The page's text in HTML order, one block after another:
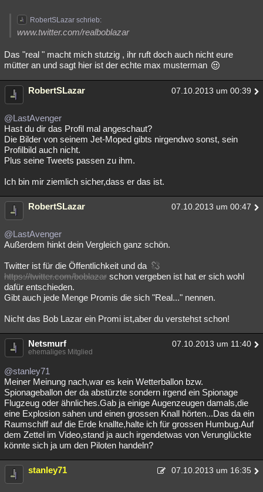
RobertSLazar schrieb:
www.twitter.com/realboblazar
Das "real " macht mich stutzig , ihr ruft doch auch nicht eure
mütter an und sagt hier ist der echte max musterman
RobertSLazar 07.10.2013 um 00:39
@LastAvenger
Hast du dir das Profil mal angeschaut?
Die Bilder von seinem Jet-Moped gibts nirgendwo sonst, sein
Profilbild auch nicht.
Plus seine Tweets passen zu ihm.
Ich bin mir ziemlich sicher,dass er das ist.
RobertSLazar 07.10.2013 um 00:47
@LastAvenger
Außerdem hinkt dein Vergleich ganz schön.
Twitter ist für die Öffentlichkeit und da
https://twitter.com/boblazar schon vergeben ist hat er sich wohl
dafür entschieden.
Gibt auch jede Menge Promis die sich "Real..." nennen.
Nicht das Bob Lazar ein Promi ist,aber du verstehst schon!
Netsmurf 07.10.2013 um 11:40
ehemaliges Mitglied
@stanley71
Meiner Meinung nach,war es kein Wetterballon bzw.
Spionageballon der da abstürzte sondern irgend ein Spionage
Flugzeug oder ähnliches.Gab ja einige Augenzeugen damals,die
eine Explosion sahen und einen grossen Knall hörten...Das da ein
Raumschiff auf die Erde knallte,halte ich für grossen Humbug.Auf
dem Zettel im Video,stand ja auch irgendetwas von Verunglückte
könnte sich ja um den Piloten handeln?
stanley71 07.10.2013 um 16:35